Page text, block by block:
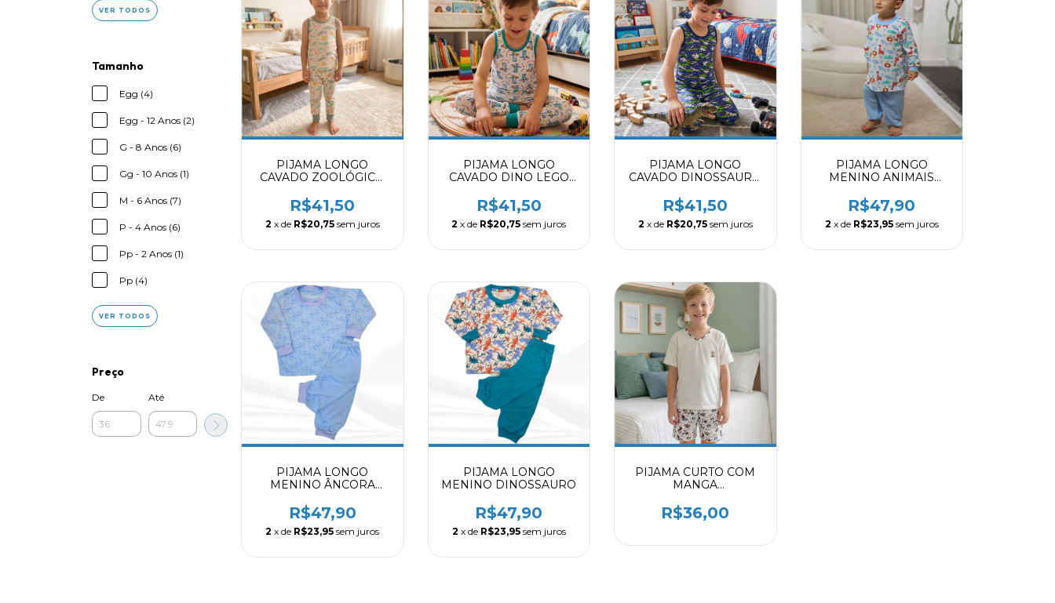
VER TODOS
Tamanho
Egg (4)
Egg - 12 Anos (2)
G - 8 Anos (6)
Gg - 10 Anos (1)
M - 6 Anos (7)
P - 4 Anos (6)
Pp - 2 Anos (1)
Pp (4)
VER TODOS
Preço
De Até
PIJAMA LONGO
CAVADO ZOOLÓGICO
R$41,50
2 x de R$20,75 sem juros
PIJAMA LONGO
CAVADO DINO LEGO
R$41,50
2 x de R$20,75 sem juros
PIJAMA LONGO
CAVADO DINOSSAURO
R$41,50
2 x de R$20,75 sem juros
PIJAMA LONGO
MENINO ANIMAIS
R$47,90
2 x de R$23,95 sem juros
PIJAMA LONGO
MENINO ÂNCORA
R$47,90
2 x de R$23,95 sem juros
PIJAMA LONGO
MENINO DINOSSAURO
R$47,90
2 x de R$23,95 sem juros
PIJAMA CURTO COM
MANGA
8002309
R$36,00